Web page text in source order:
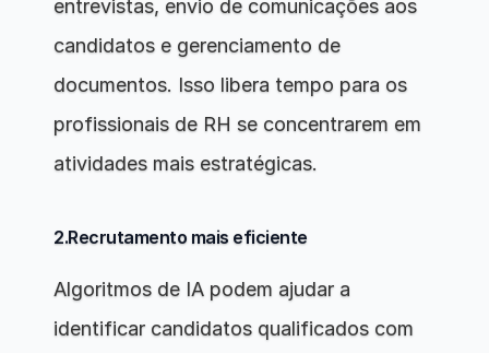
entrevistas, envio de comunicações aos
candidatos e gerenciamento de
documentos. Isso libera tempo para os
profissionais de RH se concentrarem em
atividades mais estratégicas.
2.Recrutamento mais eficiente
Algoritmos de IA podem ajudar a
identificar candidatos qualificados com